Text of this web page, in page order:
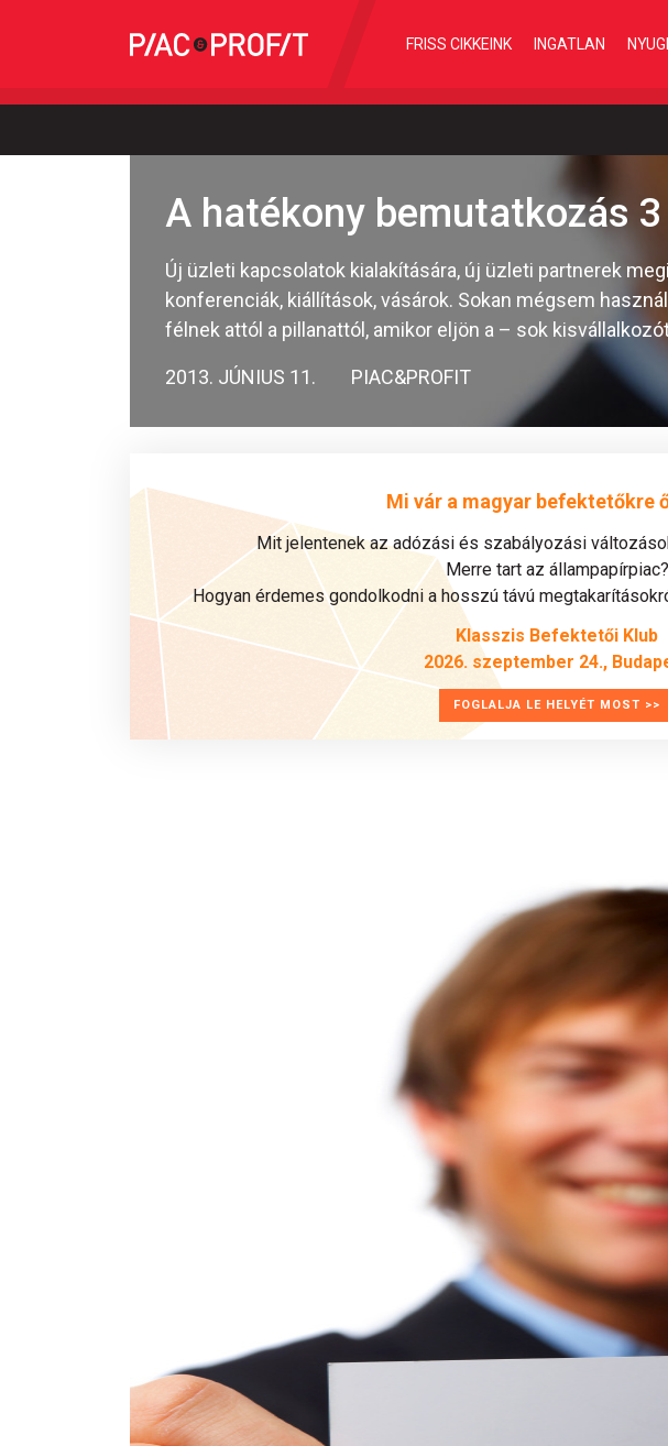
FRISS CIKKEINK INGATLAN
A hatékony bemutatkozás
Új üzleti kapcsolatok kialakítására, új üzleti partnerek
konferenciák, kiállítások, vásárok. Sokan mégsem
félnek attól a pillanattól, amikor eljön a – sok
2013. JÚNIUS 11. PIAC&PROFIT
Mi vár a magyar befektetőkre
Mit jelentenek az adózási és szabályozási
Merre tart az állampapírpiac?
Hogyan érdemes gondolkodni a hosszú távú
Klasszis Befektetői Klub
2026. szeptember 24.,
FOGLALJA LE HELYÉT MOST >>